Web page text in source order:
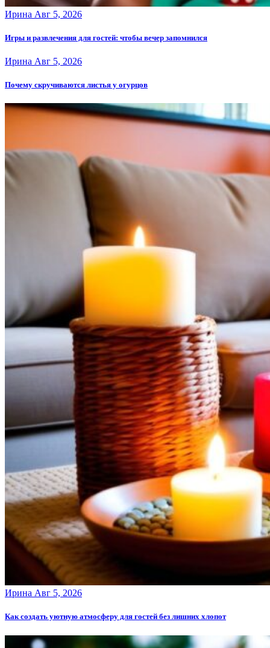
Ирина Авг 5, 2026
Игры и развлечения для гостей: чтобы вечер запомнился
Ирина Авг 5, 2026
Почему скручиваются листья у огурцов
Ирина Авг 5, 2026
Как создать уютную атмосферу для гостей без лишних хлопот